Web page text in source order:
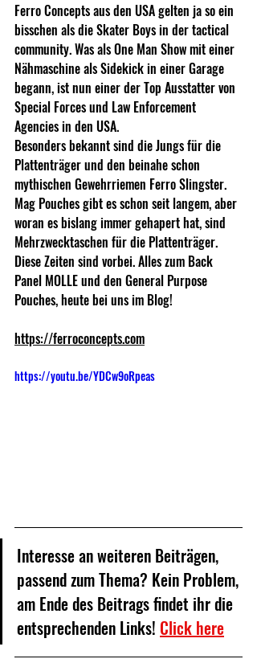
Ferro Concepts aus den USA gelten ja so ein
bisschen als die Skater Boys in der tactical
community. Was als One Man Show mit einer
Nähmaschine als Sidekick in einer Garage
begann, ist nun einer der Top Ausstatter von
Special Forces und Law Enforcement
Agencies in den USA.
Besonders bekannt sind die Jungs für die
Plattenträger und den beinahe schon
mythischen Gewehrriemen Ferro Slingster.
Mag Pouches gibt es schon seit langem, aber
woran es bislang immer gehapert hat, sind
Mehrzwecktaschen für die Plattenträger.
Diese Zeiten sind vorbei. Alles zum Back
Panel MOLLE und den General Purpose
Pouches, heute bei uns im Blog!
https://ferroconcepts.com
https://youtu.be/YDCw9oRpeas
Interesse an weiteren Beiträgen,
passend zum Thema? Kein Problem,
am Ende des Beitrags findet ihr die
entsprechenden Links! Click here